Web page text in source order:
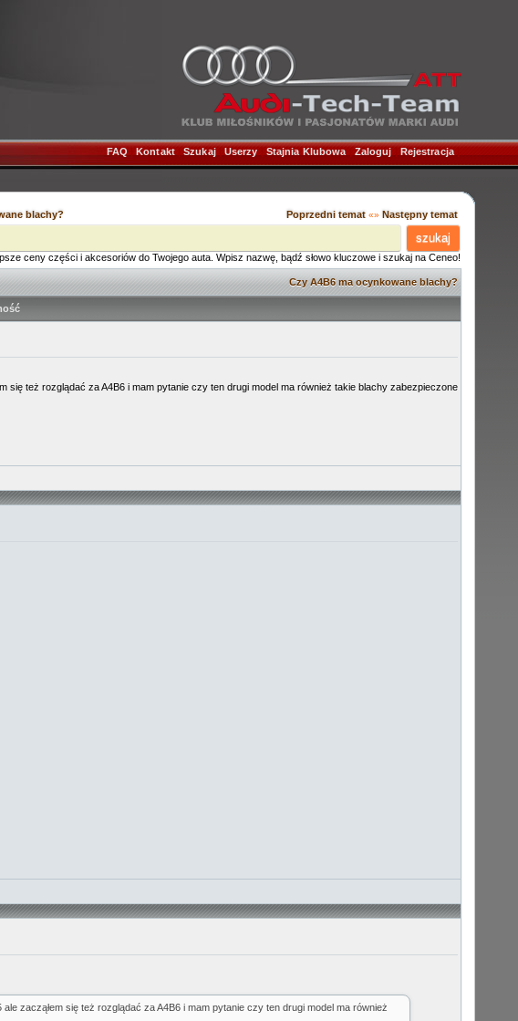
FAQ |Kontakt| Szukaj| Userzy Stajnia Klubowa Zaloguj Rejestracja
blachy? Poprzedni temat «» Następny temat
szukaj
ceny części i akcesoriów do Twojego auta. Wpisz nazwę, bądź słowo kluczowe i szukaj na Ceneo!
Czy A4B6 ma ocynkowane blachy?
się też rozglądać za A4B6 i mam pytanie czy ten drugi model ma również takie blachy zabezpieczone
zacząłem się też rozglądać za A4B6 i mam pytanie czy ten drugi model ma również